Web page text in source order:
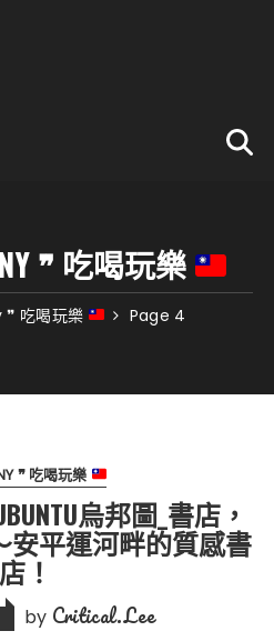
❞ 吃喝玩樂
❞ 吃喝玩樂 Page 4
❞ 吃喝玩樂
烏邦圖_書店，
安平運河畔的質感書
店！
by Critical.Lee